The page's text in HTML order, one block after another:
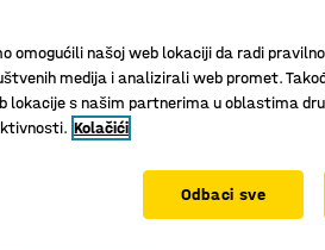
omogućili našoj web lokaciji da radi
medija i analizirali web promet.
lokacije s našim partnerima u oblastima
Kolačići
Odbaci sve